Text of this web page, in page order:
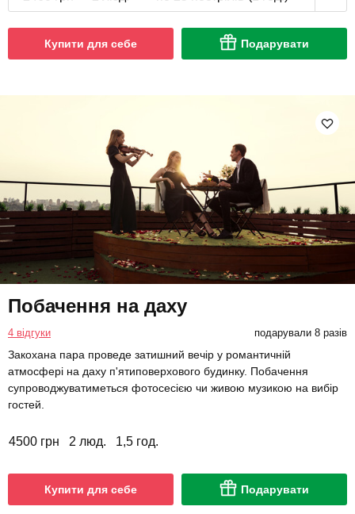
Купити для себе Подарувати
Побачення на даху
4 відгуки подарували 8 разів
Закохана пара проведе затишний вечір у романтичній
атмосфері на даху п'ятиповерхового будинку. Побачення
супроводжуватиметься фотосесією чи живою музикою на вибір
гостей.
4500 грн 2 люд. 1,5 год.
Купити для себе Подарувати